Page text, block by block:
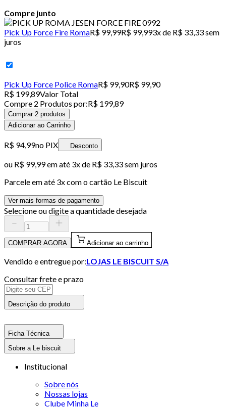
Compre junto
Pick Up Force Fire RomaR$ 99,99R$ 99,993x de R$ 33,33 sem
juros
Pick Up Force Police RomaR$ 99,90R$ 99,90
R$ 199,89Valor Total
Compre 2 Produtos por:R$ 199,89
Comprar 2 produtos
Adicionar ao Carrinho
R$ 94,99no PIX Desconto
ou R$ 99,99em até 3x de R$ 33,33 sem juros
Parcele em até 3x com o cartão Le Biscuit
Ver mais formas de pagamento
Selecione ou digite a quantidade desejada
COMPRAR AGORA Adicionar ao carrinho
Vendido e entregue por:LOJAS LE BISCUIT S/A
Consultar frete e prazo
Descrição do produto
Ficha Técnica
Sobre a Le biscuit
Institucional
Sobre nós
Nossas lojas
Clube Minha Le